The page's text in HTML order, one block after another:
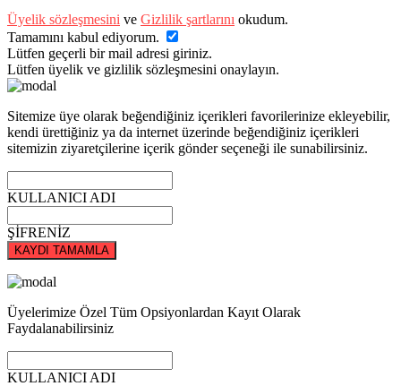
Üyelik sözleşmesini ve Gizlilik şartlarını okudum.
Tamamını kabul ediyorum.
Lütfen geçerli bir mail adresi giriniz.
Lütfen üyelik ve gizlilik sözleşmesini onaylayın.
Sitemize üye olarak beğendiğiniz içerikleri favorilerinize ekleyebilir,
kendi ürettiğiniz ya da internet üzerinde beğendiğiniz içerikleri
sitemizin ziyaretçilerine içerik gönder seçeneği ile sunabilirsiniz.
KULLANICI ADI
ŞİFRENİZ
KAYDI TAMAMLA
Üyelerimize Özel Tüm Opsiyonlardan Kayıt Olarak
Faydalanabilirsiniz
KULLANICI ADI